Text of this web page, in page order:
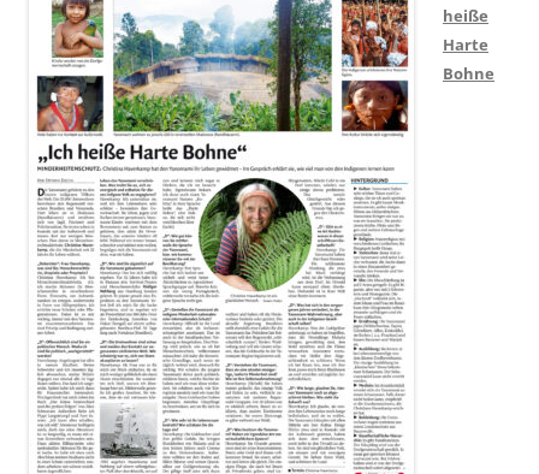
heiße
Harte
Bohne